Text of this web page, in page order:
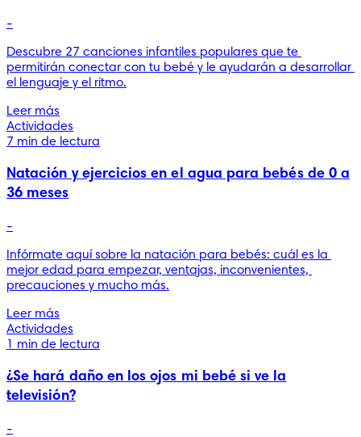
-
Descubre 27 canciones infantiles populares que te
permitirán conectar con tu bebé y le ayudarán a desarrollar
el lenguaje y el ritmo.
Leer más
Actividades
7 min de lectura
Natación y ejercicios en el agua para bebés de 0 a
36 meses
-
Infórmate aquí sobre la natación para bebés: cuál es la
mejor edad para empezar, ventajas, inconvenientes,
precauciones y mucho más.
Leer más
Actividades
1 min de lectura
¿Se hará daño en los ojos mi bebé si ve la
televisión?
-